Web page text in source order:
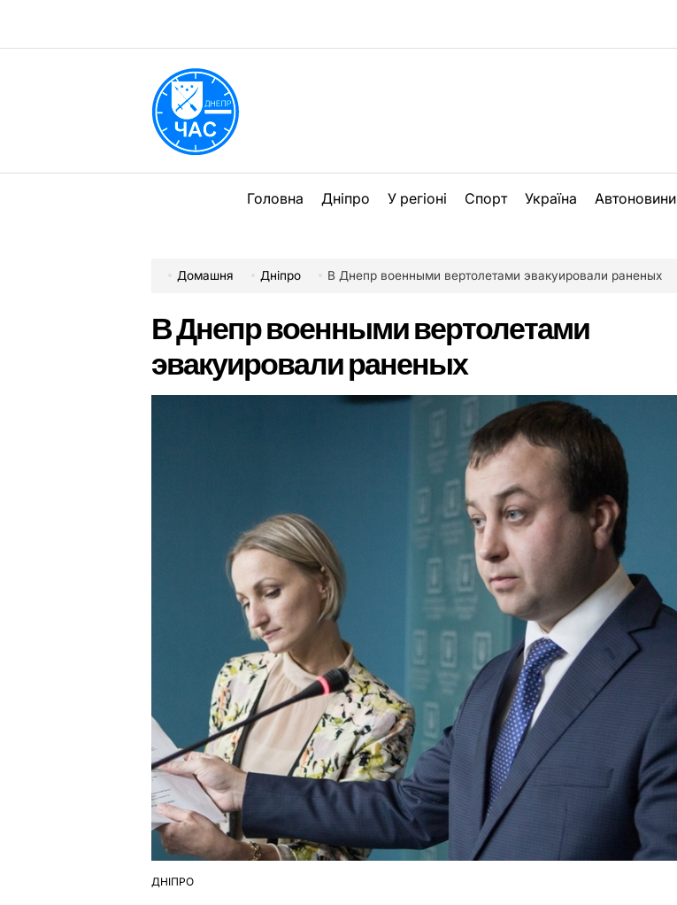
вмісту
Головна Дніпро У регіоні Спорт Україна Автоновини
Домашня Дніпро В Днепр военными вертолетами эвакуировали раненых
В Днепр военными вертолетами
эвакуировали раненых
ОПУБЛІКУВАТИ
ДНІПРО